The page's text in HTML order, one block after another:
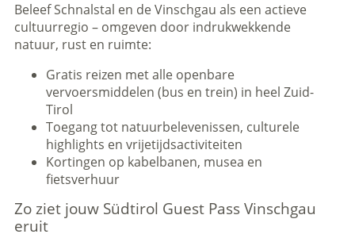
Beleef Schnalstal en de Vinschgau als een actieve
cultuurregio – omgeven door indrukwekkende
natuur, rust en ruimte:
Gratis reizen met alle openbare
vervoersmiddelen (bus en trein) in heel Zuid-
Tirol
Toegang tot natuurbelevenissen, culturele
highlights en vrijetijdsactiviteiten
Kortingen op kabelbanen, musea en
fietsverhuur
Zo ziet jouw Südtirol Guest Pass Vinschgau
eruit